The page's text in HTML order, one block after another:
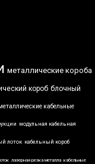
металлические короба
короб блочный
кабельные
модульная кабельная
лоток кабельный короб
лазерная резка металла кабельные